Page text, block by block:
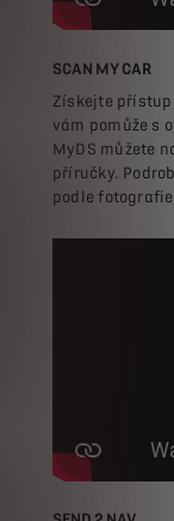
SCAN MY CAR
Získejte
vám pomůže s
MyDS můžete
příručky.
podle